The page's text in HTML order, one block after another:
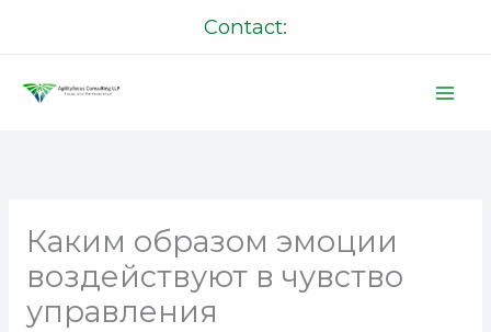
Contact:
Каким образом эмоции
воздействуют в чувство
управления